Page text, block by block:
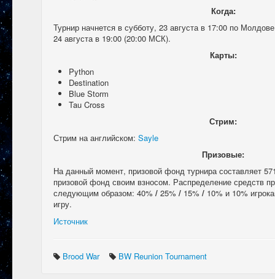
Когда:
Турнир начнется в субботу, 23 августа в 17:00 по
24 августа в 19:00 (20:00 МСК).
Карты:
Python
Destination
Blue Storm
Tau Cross
Стрим:
Стрим на английском: Sayle
Призовые:
На данный момент, призовой фонд турнира составляет
призовой фонд своим взносом. Распределение средств
следующим образом: 40% / 25% / 15% / 10% и 10%
игру.
Источник
Brood War BW Reunion Tournament